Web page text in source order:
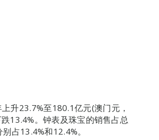
升23.7%至180.1亿元(澳门元，
13.4%。钟表及珠宝的销售占总
占13.4%和12.4%。